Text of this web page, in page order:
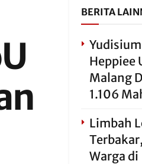
BERITA
Heppiee
Malang
1.106
Limbah
Warga di